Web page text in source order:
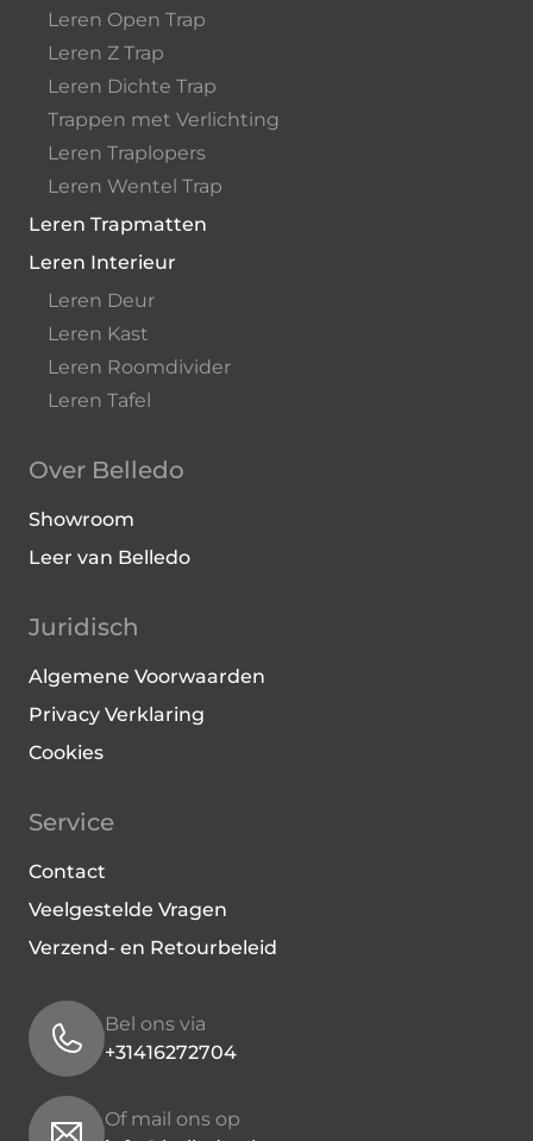
Leren Open Trap
Leren Z Trap
Leren Dichte Trap
Trappen met Verlichting
Leren Traplopers
Leren Wentel Trap
Leren Trapmatten
Leren Interieur
Leren Deur
Leren Kast
Leren Roomdivider
Leren Tafel
Over Belledo
Showroom
Leer van Belledo
Juridisch
Algemene Voorwaarden
Privacy Verklaring
Cookies
Service
Contact
Veelgestelde Vragen
Verzend- en Retourbeleid
Bel ons via
+31416272704
Of mail ons op